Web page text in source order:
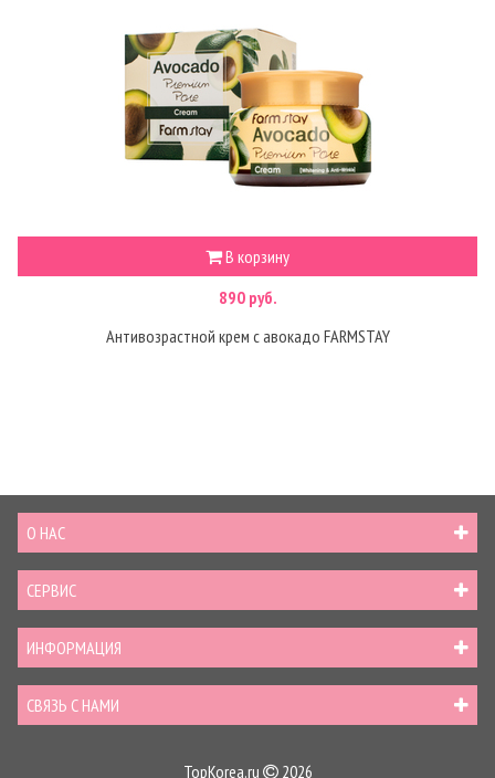
В корзину
890 руб.
Антивозрастной крем с авокадо FARMSTAY
О НАС
СЕРВИС
ИНФОРМАЦИЯ
СВЯЗЬ С НАМИ
TopKorea.ru 2026